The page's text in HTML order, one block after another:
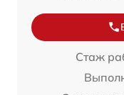
Стаж